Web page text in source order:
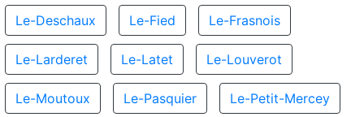
Le-Deschaux Le-Fied Le-Frasnois
Le-Larderet Le-Latet Le-Louverot
Le-Moutoux Le-Pasquier Le-Petit-Mercey